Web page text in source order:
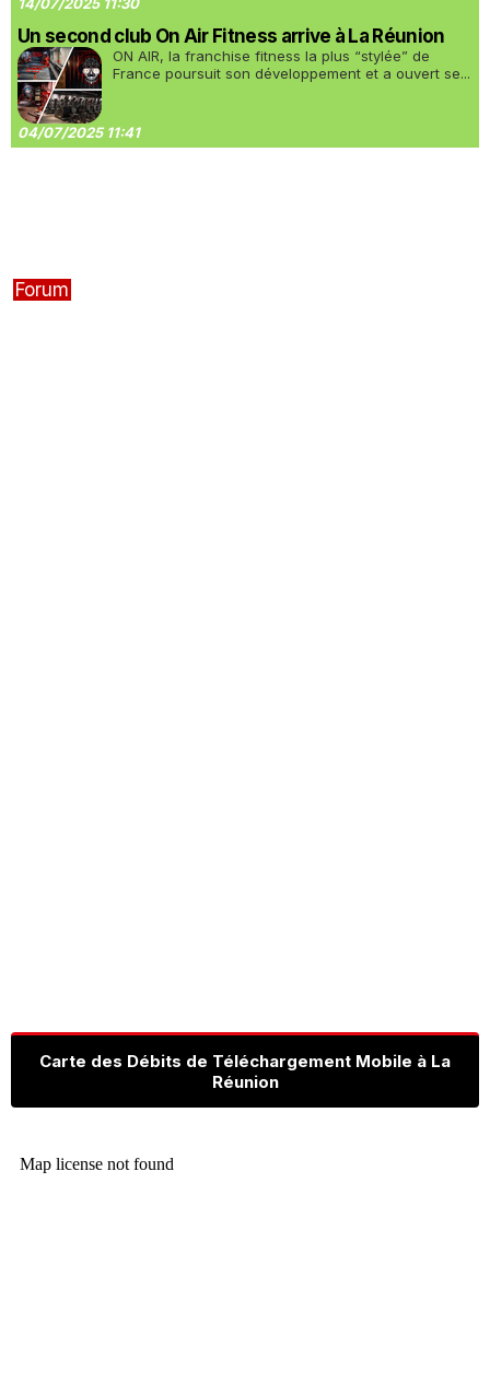
Un second club On Air Fitness arrive à La Réunion
ON AIR, la franchise fitness la plus “stylée” de
France poursuit son développement et a ouvert se...
04/07/2025 11:41
Forum
Carte des Débits de Téléchargement Mobile à La
Réunion